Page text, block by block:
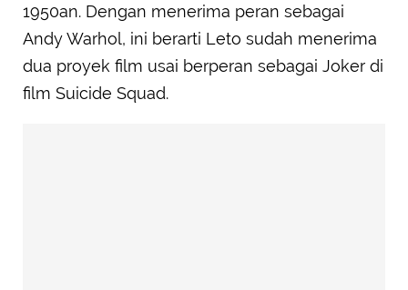
1950an. Dengan menerima peran sebagai
Andy Warhol, ini berarti Leto sudah menerima
dua proyek film usai berperan sebagai Joker di
film Suicide Squad.